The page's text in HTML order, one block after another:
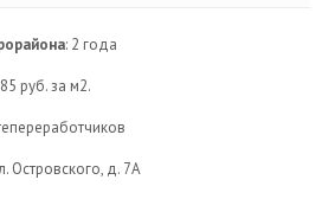
: 2 года
руб. за м2.
Островского, д. 7А